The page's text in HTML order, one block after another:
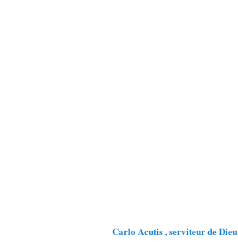
Carlo Acutis , serviteur de Dieu